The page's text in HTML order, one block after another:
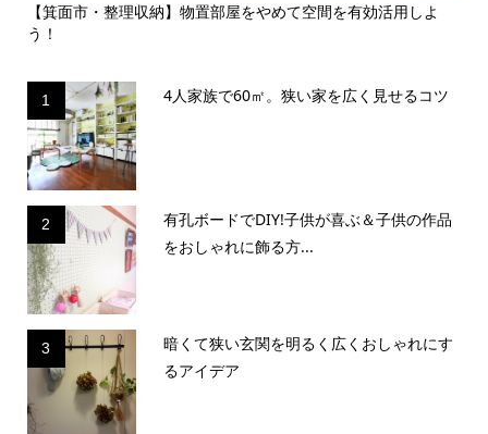
【箕面市・整理収納】物置部屋をやめて空間を有効活用しよ
う！
1 4人家族で60㎡。狭い家を広く見せるコツ
2
有孔ボードでDIY!子供が喜ぶ＆子供の作品
をおしゃれに飾る方...
3
暗くて狭い玄関を明るく広くおしゃれにす
るアイデア